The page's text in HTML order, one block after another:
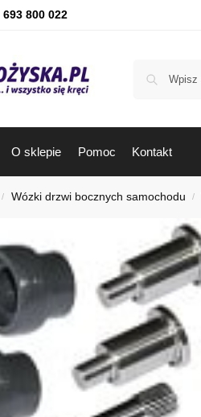
693 800 022
O sklepie Pomoc Kontakt
/ Wózki drzwi bocznych samochodu /